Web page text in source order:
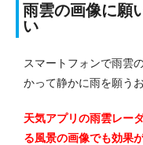
雨雲の画像に願
い
スマートフォンで雨雲
かって静かに雨を願う
天気アプリの雨雲レー
る風景の画像でも効果